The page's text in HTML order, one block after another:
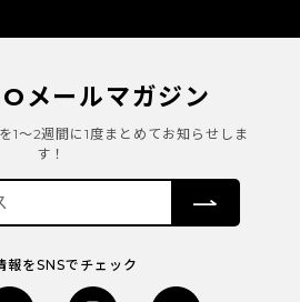
メールマガジン
1～2週間に1度まとめてお知らせしま
す！
報をSNSでチェック